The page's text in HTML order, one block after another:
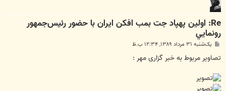
Re: اولين پهپاد جت بمب افكن ايران با حضور رئيس‌جمهور
رونمايي
پ
ت
یک‌شنبه ۳۱ مرداد ۱۳۸۹, ۱۲:۳۴ ب.ظ
تصاویر مربوط به خبر گزاری مهر :